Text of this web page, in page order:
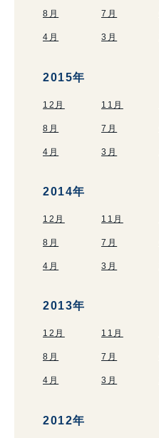
8月 7月
4月 3月
2015年
12月 11月
8月 7月
4月 3月
2014年
12月 11月
8月 7月
4月 3月
2013年
12月 11月
8月 7月
4月 3月
2012年